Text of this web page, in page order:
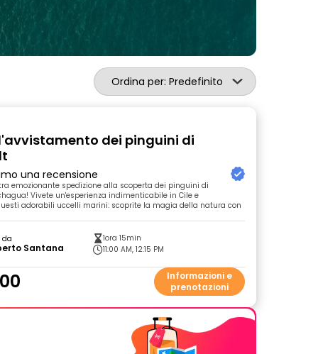
Ordina per: Predefinito
dei pinguini di
una recensione
emozionante spedizione alla scoperta dei pinguini di
Vivete un'esperienza indimenticabile in Cile e
adorabili uccelli marini: scoprite la magia della natura con
da
Santana
1ora 15min
11:00 AM, 12:15 PM
Informazioni e
prenotazioni